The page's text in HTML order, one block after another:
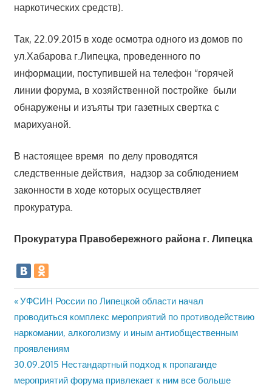
наркотических средств).
Так, 22.09.2015 в ходе осмотра одного из домов по
ул.Хабарова г.Липецка, проведенного по
информации, поступившей на телефон “горячей
линии форума, в хозяйственной постройке были
обнаружены и изъяты три газетных свертка с
марихуаной.
В настоящее время по делу проводятся
следственные действия, надзор за соблюдением
законности в ходе которых осуществляет
прокуратура.
Прокуратура Правобережного района г. Липецка
Навигация
по
записям
Предыдущая
запись:
УФСИН России по Липецкой области начал
проводиться комплекс мероприятий по противодействию
наркомании, алкоголизму и иным антиобщественным
проявлениям
Следующая
запись:
30.09.2015 Нестандартный подход к пропаганде
мероприятий форума привлекает к ним все больше